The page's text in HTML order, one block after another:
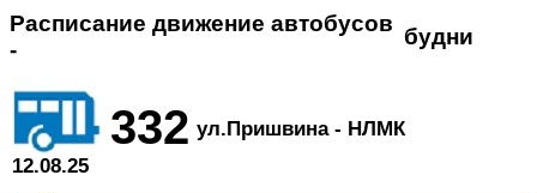
Расписание движение автобусов
-
будни
332 ул.Пришвина - НЛМК
12.08.25